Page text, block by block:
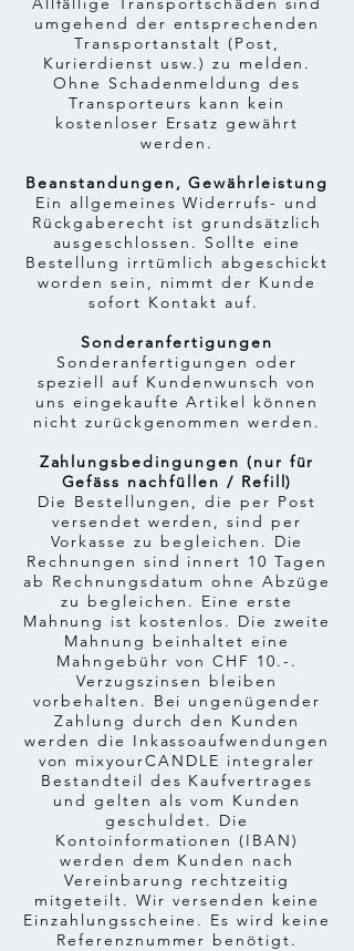
umgehend der entsprechenden
Transportanstalt (Post,
Kurierdienst usw.) zu melden.
Ohne Schadenmeldung des
Transporteurs kann kein
kostenloser Ersatz gewährt
werden.
Beanstandungen, Gewährleistung
Ein allgemeines Widerrufs- und
Rückgaberecht ist grundsätzlich
ausgeschlossen. Sollte eine
Bestellung irrtümlich abgeschickt
worden sein, nimmt der Kunde
sofort Kontakt auf.
Sonderanfertigungen
Sonderanfertigungen oder
speziell auf Kundenwunsch von
uns eingekaufte Artikel können
nicht zurückgenommen werden.
Zahlungsbedingungen (nur für
Gefäss nachfüllen / Refill)
Die Bestellungen, die per Post
versendet werden, sind per
Vorkasse zu begleichen. Die
Rechnungen sind innert 10 Tagen
ab Rechnungsdatum ohne Abzüge
zu begleichen. Eine erste
Mahnung ist kostenlos. Die zweite
Mahnung beinhaltet eine
Mahngebühr von CHF 10.-.
Verzugszinsen bleiben
vorbehalten. Bei ungenügender
Zahlung durch den Kunden
werden die Inkassoaufwendungen
von mixyourCANDLE integraler
Bestandteil des Kaufvertrages
und gelten als vom Kunden
geschuldet. Die
Kontoinformationen (IBAN)
werden dem Kunden nach
Vereinbarung rechtzeitig
mitgeteilt. Wir versenden keine
Einzahlungsscheine. Es wird keine
Referenznummer benötigt.